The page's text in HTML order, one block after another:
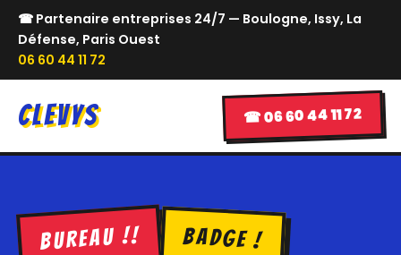
☎ Partenaire entreprises 24/7 — Boulogne, Issy, La
Défense, Paris Ouest
06 60 44 11 72
CLEVYS ☎ 06 60 44 11 72
BUREAU !! BADGE !